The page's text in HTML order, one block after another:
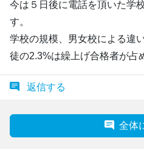
今は５日後に電話を頂いた学
す。
学校の規模、男女校による違
徒の2.3%は繰上げ合格者が占
返信する
全体